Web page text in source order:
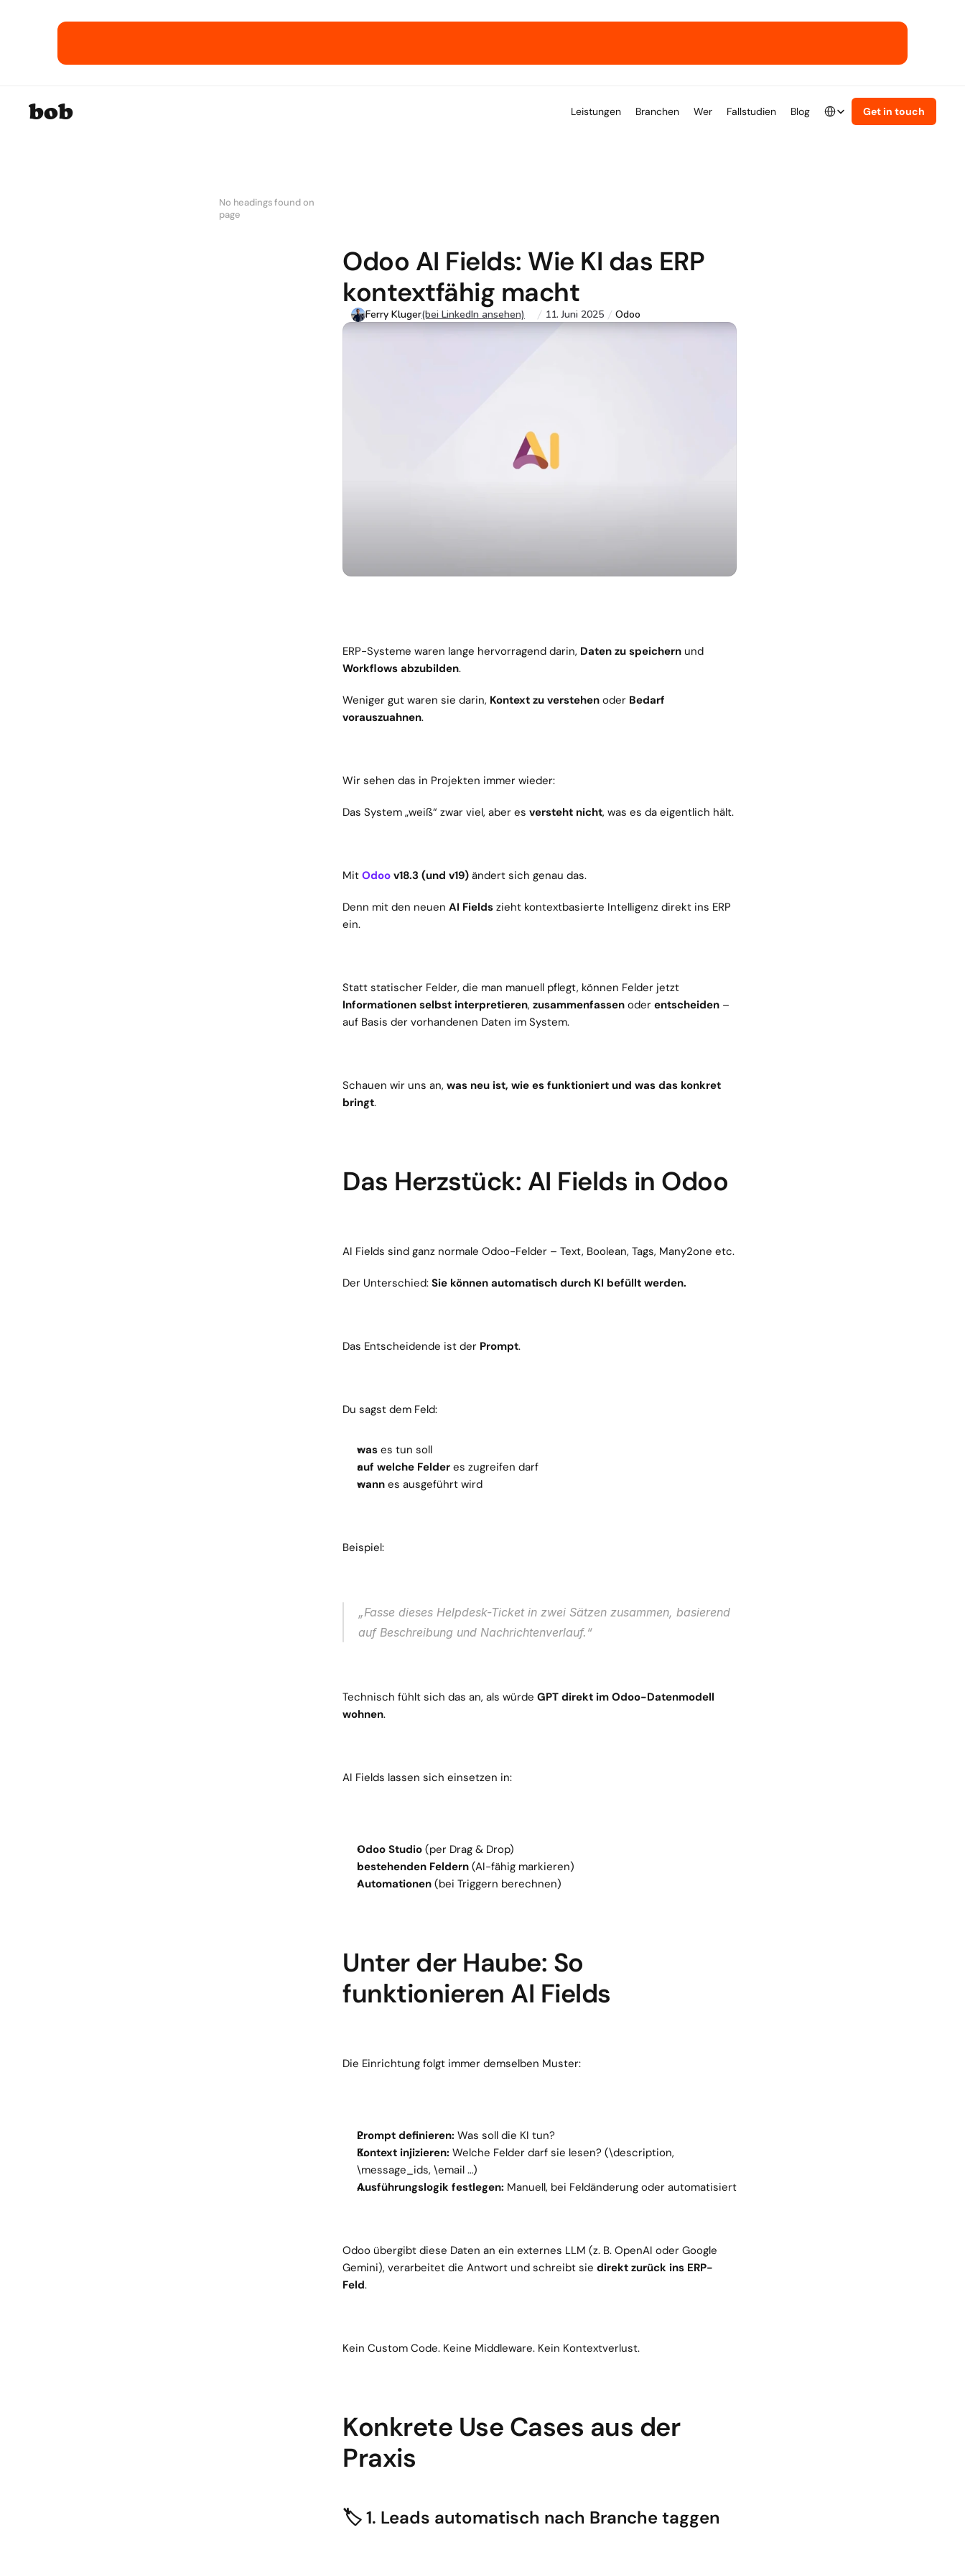
bob Leistungen Branchen Wer Fallstudien Blog
Select Language
GermanGet in touch
No headings found on
page
Odoo AI Fields: Wie KI das ERP
kontextfähig macht
Ferry Kluger(bei LinkedIn ansehen) 11. Juni 2025 Odoo
ERP-Systeme waren lange hervorragend darin, Daten zu speichern
Workflows abzubilden.
Weniger gut waren sie darin, Kontext zu verstehen oder Bedarf
vorauszuahnen.
Wir sehen das in Projekten immer wieder:
Das System „weiß“ zwar viel, aber es versteht nicht, was es da eigentlich hält.
Mit Odoo v18.3 (und v19) ändert sich genau das.
Denn mit den neuen AI Fields zieht kontextbasierte Intelligenz direkt ins ERP
ein.
Informationen selbst interpretieren, zusammenfassen oder entscheiden –
auf Basis der vorhandenen Daten im System.
Schauen wir uns an, was neu ist, wie es funktioniert und was das konkret
bringt.
Das Herzstück: AI Fields in Odoo
AI Fields sind ganz normale Odoo-Felder – Text, Boolean, Tags, Many2one etc.
Der Unterschied: Sie können automatisch durch KI befüllt werden.
Das Entscheidende ist der Prompt.
Du sagst dem Feld:
was es tun soll
auf welche Felder es zugreifen darf
wann es ausgeführt wird
Beispiel:
„Fasse dieses Helpdesk-Ticket in zwei Sätzen zusammen, basierend
auf Beschreibung und Nachrichtenverlauf.“
Technisch fühlt sich das an, als würde GPT direkt im Odoo-Datenmodell
wohnen.
AI Fields lassen sich einsetzen in:
Odoo Studio (per Drag & Drop)
bestehenden Feldern (AI-fähig markieren)
Automationen (bei Triggern berechnen)
Unter der Haube: So
funktionieren AI Fields
Die Einrichtung folgt immer demselben Muster:
Prompt definieren: Was soll die KI tun?
Kontext injizieren: Welche Felder darf sie lesen? (\description,
\message_ids, \email …)
Ausführungslogik festlegen: Manuell, bei Feldänderung oder automatisiert
Odoo übergibt diese Daten an ein externes LLM (z. B. OpenAI oder Google
Gemini), verarbeitet die Antwort und schreibt sie direkt zurück ins ERP-
Feld.
Kein Custom Code. Keine Middleware. Kein Kontextverlust.
Konkrete Use Cases aus der
Praxis
🏷️ 1. Leads automatisch nach Branche taggen